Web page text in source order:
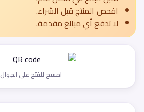
افحص المنتج قبل الشراء.
لا تدفع أي مبالغ مقدمة.
امسح للفتح على الجوال